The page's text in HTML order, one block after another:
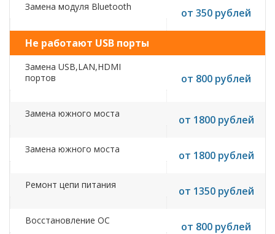
Замена модуля Bluetooth от 350 рублей
Не работают USB порты
Замена USB,LAN,HDMI
портов
от 800 рублей
Замена южного моста от 1800 рублей
Замена южного моста от 1800 рублей
Ремонт цепи питания от 1350 рублей
Восстановление ОС от 800 рублей